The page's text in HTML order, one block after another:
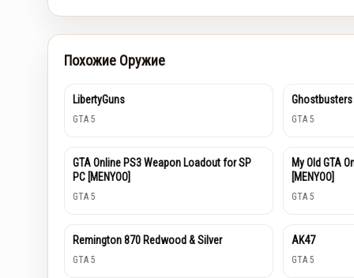
Похожие Оружие
LibertyGuns
GTA 5
Ghostbusters
GTA 5
GTA Online PS3 Weapon Loadout for SP
PC [MENYOO]
GTA 5
My Old GTA
[MENYOO]
GTA 5
Remington 870 Redwood & Silver
GTA 5
AK47
GTA 5